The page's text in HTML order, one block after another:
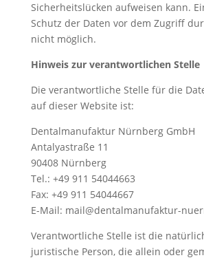
Sicherheitslücken aufweisen kann.
Schutz der Daten vor dem Zugriff
nicht möglich.
Hinweis zur verantwortlichen Stelle
Die verantwortliche Stelle für die
auf dieser Website ist:
Dentalmanufaktur Nürnberg GmbH
Antalyastraße 11
90408 Nürnberg
Tel.: +49 911 54044663
Fax: +49 911 54044667
E-Mail: mail@dentalmanufaktur-
Verantwortliche Stelle ist die
juristische Person, die allein oder